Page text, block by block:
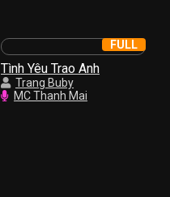
Tình Yêu Trao Anh
Trang Buby
MC Thanh Mai
FULL